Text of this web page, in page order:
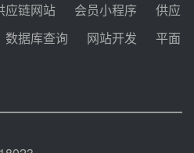
投安装公司赴京洽谈，深化
博州光热项目战略合作
确推动光热发电规模化发展
应链网站 会员小程序
供应
数据库查询 网站开发
平面